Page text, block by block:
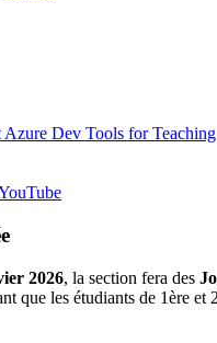
Dev Tools for Teaching
2026, la section fera des
que les étudiants de 1ère et